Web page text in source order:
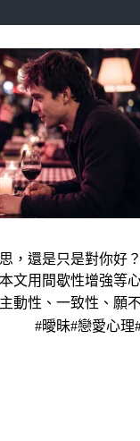
，還是只是對你好？
文用間歇性增強等
動性、一致性、願
，分辨對方是真的
#曖昧#戀愛心理